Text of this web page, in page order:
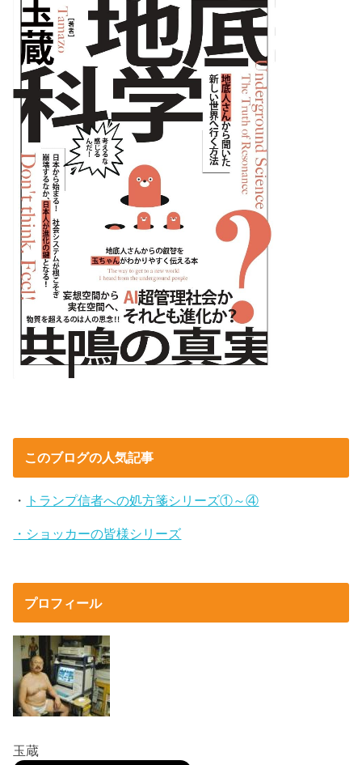
このブログの人気記事
・ トランプ信者への処方箋シリーズ①～④
・ショッカーの皆様シリーズ
プロフィール
玉蔵